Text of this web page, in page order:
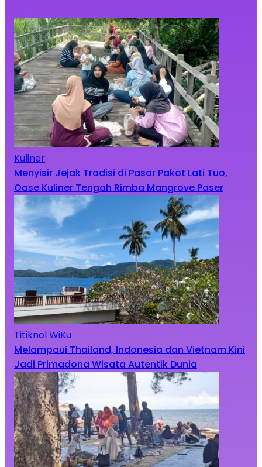
Kuliner
Menyisir Jejak Tradisi di Pasar Pakot Lati Tuo,
Oase Kuliner Tengah Rimba Mangrove Paser
Titiknol WiKu
Melampaui Thailand, Indonesia dan Vietnam Kini
Jadi Primadona Wisata Autentik Dunia